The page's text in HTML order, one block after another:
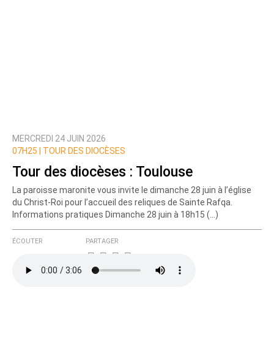
MERCREDI 24 JUIN 2026
07H25 |
TOUR DES DIOCÈSES
Tour des diocèses : Toulouse
La paroisse maronite vous invite le dimanche 28 juin à l’église
du Christ-Roi pour l’accueil des reliques de Sainte Rafqa.
Informations pratiques Dimanche 28 juin à 18h15 (…)
ÉCOUTER PARTAGER